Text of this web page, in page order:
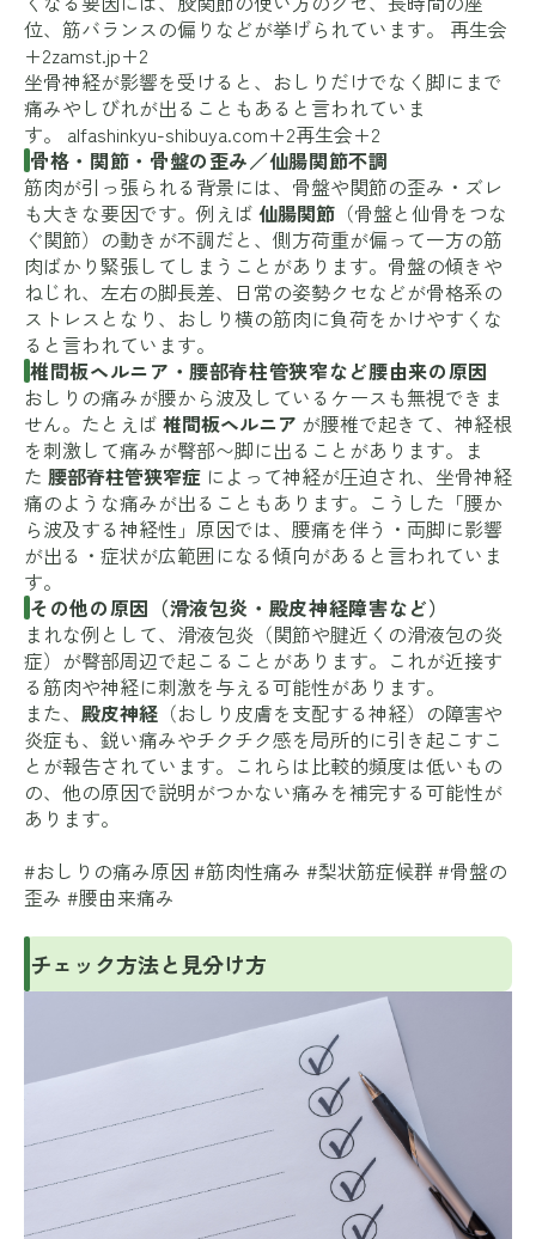
位、筋バランスの偏りなどが挙げられています。 再生会
+2zamst.jp+2
坐骨神経が影響を受けると、おしりだけでなく脚にまで
痛みやしびれが出ることもあると言われていま
す。 alfashinkyu-shibuya.com+2再生会+2
骨格・関節・骨盤の歪み／仙腸関節不調
筋肉が引っ張られる背景には、骨盤や関節の歪み・ズレ
も大きな要因です。例えば 仙腸関節 （骨盤と仙骨をつな
ぐ関節）の動きが不調だと、側方荷重が偏って一方の筋
肉ばかり緊張してしまうことがあります。骨盤の傾きや
ねじれ、左右の脚長差、日常の姿勢クセなどが骨格系の
ストレスとなり、おしり横の筋肉に負荷をかけやすくな
ると言われています。
椎間板ヘルニア・腰部脊柱管狭窄など腰由来の原因
おしりの痛みが腰から波及しているケースも無視できま
せん。たとえば 椎間板ヘルニア が腰椎で起きて、神経根
を刺激して痛みが臀部〜脚に出ることがあります。ま
た 腰部脊柱管狭窄症 によって神経が圧迫され、坐骨神経
痛のような痛みが出ることもあります。こうした「腰か
ら波及する神経性」原因では、腰痛を伴う・両脚に影響
が出る・症状が広範囲になる傾向があると言われていま
す。
その他の原因（滑液包炎・殿皮神経障害など）
まれな例として、滑液包炎（関節や腱近くの滑液包の炎
症）が臀部周辺で起こることがあります。これが近接す
る筋肉や神経に刺激を与える可能性があります。
また、 殿皮神経 （おしり皮膚を支配する神経）の障害や
炎症も、鋭い痛みやチクチク感を局所的に引き起こすこ
とが報告されています。これらは比較的頻度は低いもの
の、他の原因で説明がつかない痛みを補完する可能性が
あります。
#おしりの痛み原因 #筋肉性痛み #梨状筋症候群 #骨盤の
歪み #腰由来痛み
チェック方法と見分け方